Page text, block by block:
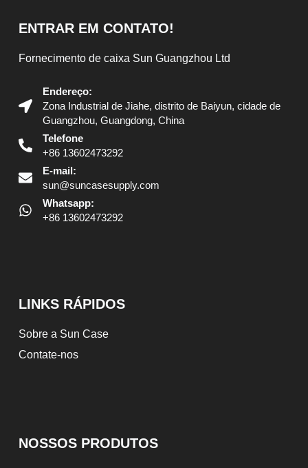
ENTRAR EM CONTATO!
Fornecimento de caixa Sun Guangzhou Ltd
Endereço:
Zona Industrial de Jiahe, distrito de Baiyun, cidade de
Guangzhou, Guangdong, China
Telefone
+86 13602473292
E-mail:
sun@suncasesupply.com
Whatsapp:
+86 13602473292
LINKS RÁPIDOS
Sobre a Sun Case
Contate-nos
NOSSOS PRODUTOS